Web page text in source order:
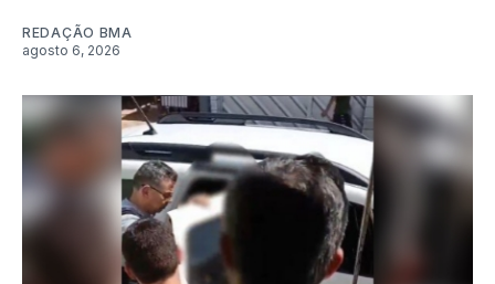
REDAÇÃO BMA
agosto 6, 2026